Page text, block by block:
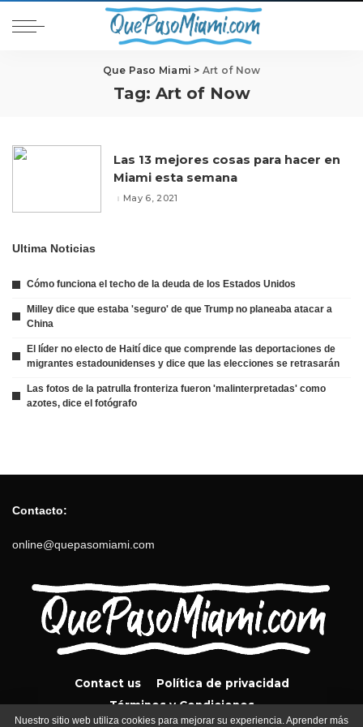
Que Paso Miami > Art of Now
Tag: Art of Now
Las 13 mejores cosas para hacer en
Miami esta semana
May 6, 2021
Ultima Noticias
Cómo funciona el techo de la deuda de los Estados Unidos
Milley dice que estaba 'seguro' de que Trump no planeaba atacar a
China
El líder no electo de Haití dice que comprende las deportaciones de
migrantes estadounidenses y dice que las elecciones se retrasarán
Las fotos de la patrulla fronteriza fueron 'malinterpretadas' como
azotes, dice el fotógrafo
Contacto:
online@quepasomiami.com
Contact us
Política de privacidad
Términos y Condiciones
Nuestro sitio web utiliza cookies para mejorar su experiencia. Aprender más